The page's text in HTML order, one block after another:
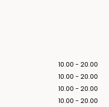
10.00 - 20.00
10.00 - 20.00
10.00 - 20.00
10.00 - 20.00